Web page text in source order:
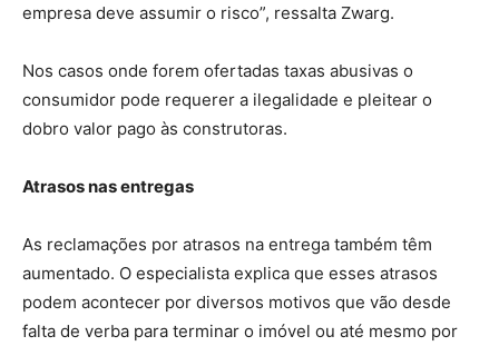
empresa deve assumir o risco”, ressalta Zwarg.
Nos casos onde forem ofertadas taxas abusivas o
consumidor pode requerer a ilegalidade e pleitear o
dobro valor pago às construtoras.
Atrasos nas entregas
As reclamações por atrasos na entrega também têm
aumentado. O especialista explica que esses atrasos
podem acontecer por diversos motivos que vão desde
falta de verba para terminar o imóvel ou até mesmo por